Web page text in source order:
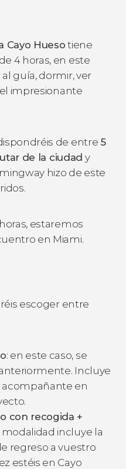
Cayo Hueso tiene
4 horas, en este
guía, dormir, ver
impresionante
de entre 5
de la ciudad y
hizo de este
estaremos
en Miami.
escoger entre
: en este caso, se
Incluye
en
con recogida +
modalidad incluye la
regreso a vuestro
estéis en Cayo